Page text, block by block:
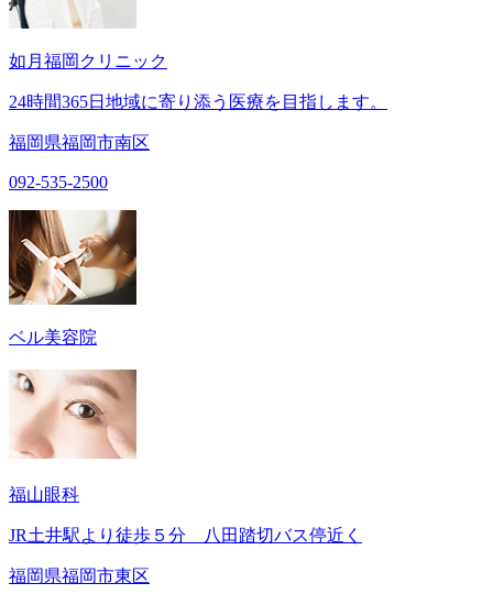
如月福岡クリニック
24時間365日地域に寄り添う医療を目指します。
福岡県福岡市南区
092-535-2500
ベル美容院
福山眼科
JR土井駅より徒歩５分 八田踏切バス停近く
福岡県福岡市東区